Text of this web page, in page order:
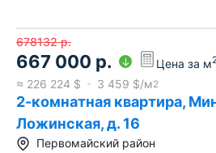
678132 р.
667 000 р. Цена за м
≈ 226 224 $ 3 459 $/м2
2-комнатная квартира,
Ложинская, д. 16
Первомайский район